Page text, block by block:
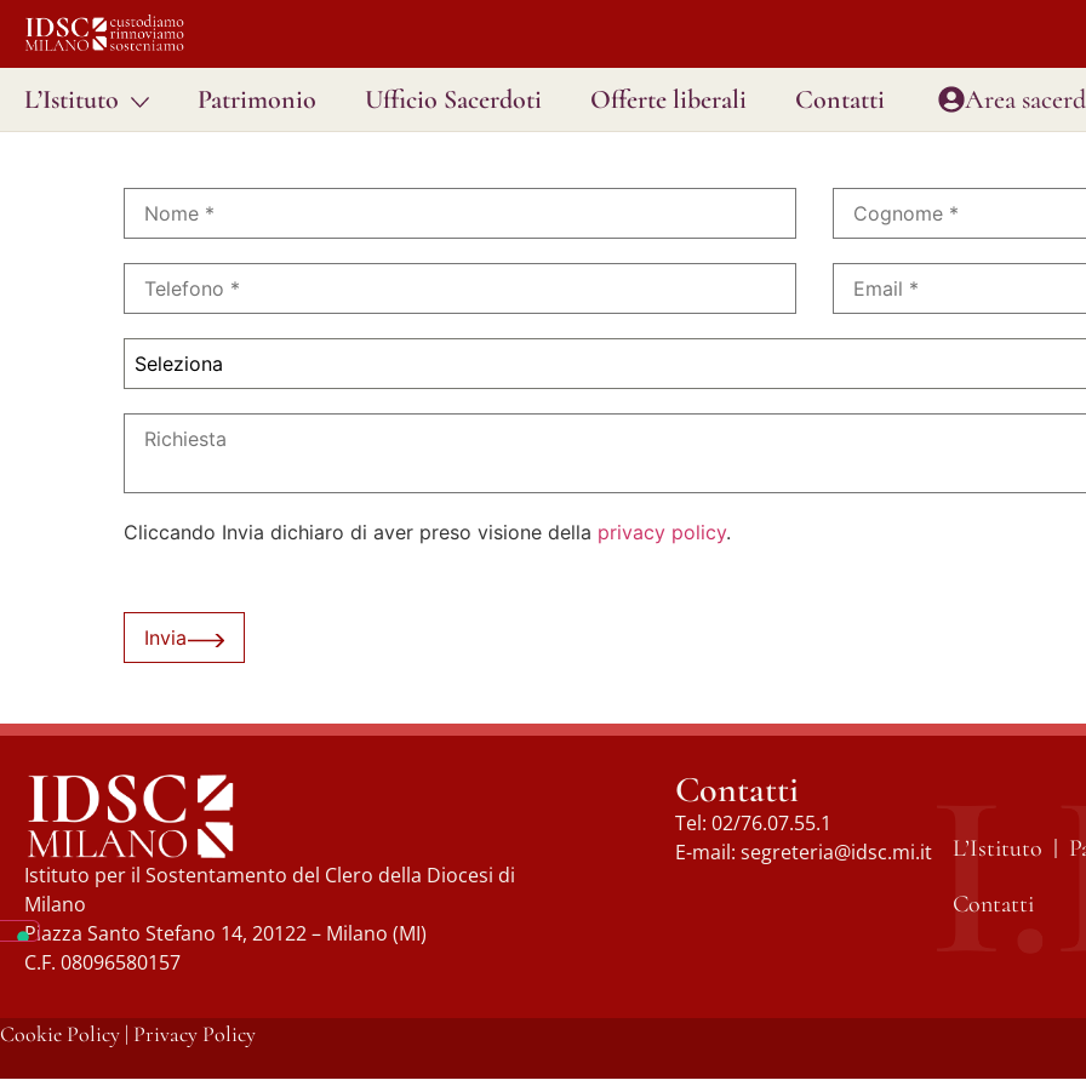
L’Istituto Patrimonio Ufficio Sacerdoti Offerte liberali Contatti Area
Seleziona
Cliccando Invia dichiaro di aver preso visione della privacy policy.
Invia
Istituto per il Sostentamento del Clero della Diocesi di
Milano
Piazza Santo Stefano 14, 20122 – Milano (MI)
C.F. 08096580157
Contatti
Tel: 02/76.07.55.1
E-mail: segreteria@idsc.mi.it L’Istituto
Contatti
Cookie Policy | Privacy Policy